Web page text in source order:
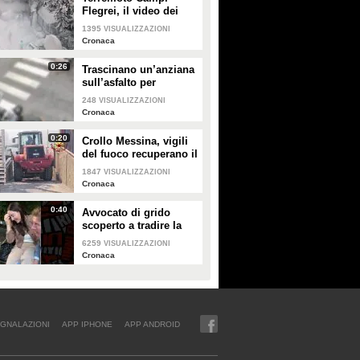
Flegrei, il video dei
danni
1395 VISUALIZZAZIONI
Cronaca
0:26
Trascinano un’anziana
sull’asfalto per
strapparle la borsa:
tentato scippo a Roma
248 VISUALIZZAZIONI
Cronaca
0:20
Crollo Messina, vigili
del fuoco recuperano il
primo corpo sotto le
macerie
1847 VISUALIZZAZIONI
Cronaca
0:40
Avvocato di grido
scoperto a tradire la
moglie durante la
diretta di un tiktoker:
6259 VISUALIZZAZIONI
Cronaca
APP IPHONE APP ANDROID